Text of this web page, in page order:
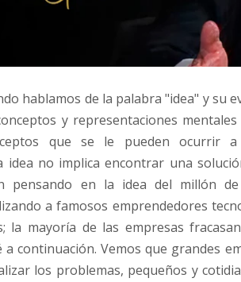
hablamos de la palabra "idea" y su
y representaciones
que se le pueden ocurrir
no implica encontrar una
pensando en la idea del millón
a famosos emprendedores
la mayoría de las empresas
continuación. Vemos que grandes
los problemas, pequeños y